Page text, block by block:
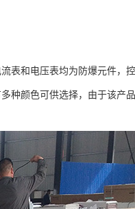
表和电压表均为防爆元件，
种颜色可供选择，由于该产